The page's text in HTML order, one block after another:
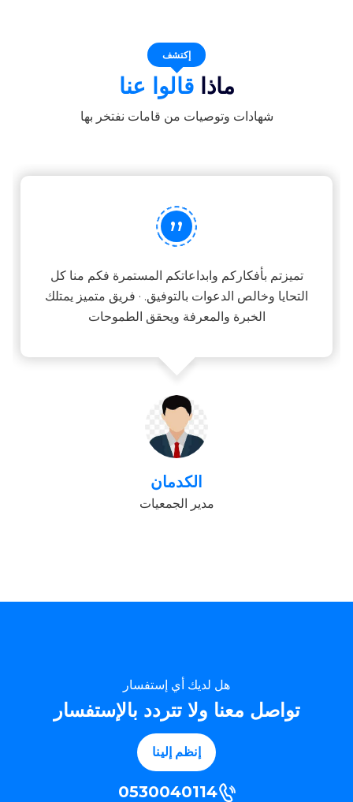
إكتشف
ماذا قالوا عنا
شهادات وتوصيات من قامات نفتخر بها
”
تميزتم بأفكاركم وابداعاتكم المستمرة فكم منا كل
التحايا وخالص الدعوات بالتوفيق. · فريق متميز يمتلك
الخبرة والمعرفة ويحقق الطموحات
الكدمان
مدير الجمعيات
هل لديك أي إستفسار
تواصل معنا ولا تتردد بالإستفسار
إنظم إلينا
0530040114